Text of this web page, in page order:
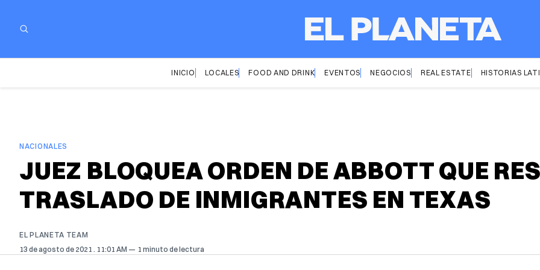
INICIO LOCALES FOOD AND DRINK EVENTOS NEGOCIOS REAL ESTATE HISTORIAS
NACIONALES
JUEZ BLOQUEA ORDEN DE ABBOTT QUE
TRASLADO DE INMIGRANTES EN TEXAS
EL PLANETA TEAM
13 de agosto de 2021 . 11:01 AM 1 minuto de lectura